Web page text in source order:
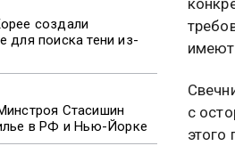
создали
для поиска тени из-
Стасишин
в РФ и Нью-Йорке
с
этого